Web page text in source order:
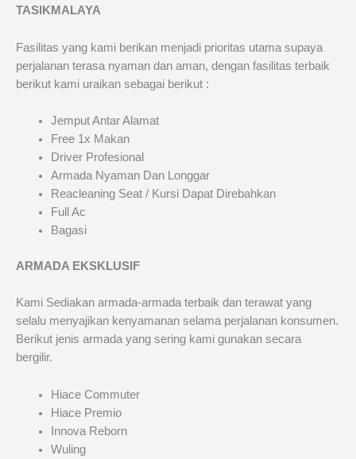
TASIKMALAYA
Fasilitas yang kami berikan menjadi prioritas utama supaya
perjalanan terasa nyaman dan aman, dengan fasilitas terbaik
berikut kami uraikan sebagai berikut :
Jemput Antar Alamat
Free 1x Makan
Driver Profesional
Armada Nyaman Dan Longgar
Reacleaning Seat / Kursi Dapat Direbahkan
Full Ac
Bagasi
ARMADA EKSKLUSIF
Kami Sediakan armada-armada terbaik dan terawat yang
selalu menyajikan kenyamanan selama perjalanan konsumen.
Berikut jenis armada yang sering kami gunakan secara
bergilir.
Hiace Commuter
Hiace Premio
Innova Reborn
Wuling